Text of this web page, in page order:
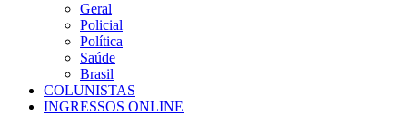
Geral
Policial
Política
Saúde
Brasil
COLUNISTAS
INGRESSOS ONLINE